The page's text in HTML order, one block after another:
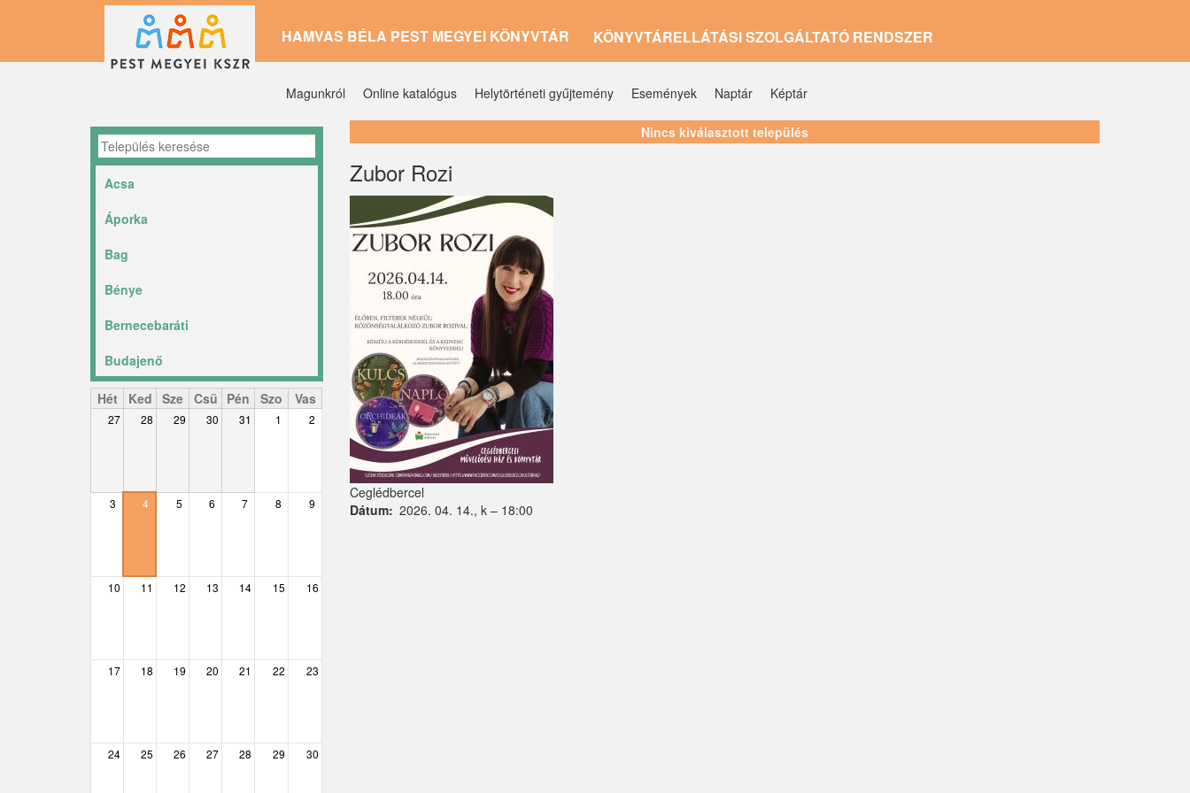
tartalomra
HAMVAS BÉLA PEST MEGYEI KÖNYVTÁR KÖNYVTÁRELLÁTÁSI SZOLGÁLTATÓ RENDSZER
Magunkról Online katalógus Helytörténeti gyűjtemény Események Naptár Képtár
Acsa
Áporka
Bag
Bénye
Bernecebaráti
Budajenő
Ceglédbercel
Csobánka
Csörög
Délegyháza
Dunabogdány
Hét Ked Sze Csü Pén Szo Vas
27 28 29 30 31 1 2
3 4 5 6 7 8 9
10 11 12 13 14 15 16
17 18 19 20 21 22 23
24 25 26 27 28 29 30
Nincs kiválasztott település
Zubor Rozi
Ceglédbercel
Dátum
2026. 04. 14., k – 18:00